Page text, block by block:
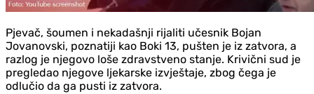
Pjevač, šoumen i nekadašnji rijaliti učesnik Bojan
Jovanovski, poznatiji kao Boki 13, pušten je iz zatvora, a
razlog je njegovo loše zdravstveno stanje. Krivični sud je
pregledao njegove ljekarske izvještaje, zbog čega je
odlučio da ga pusti iz zatvora.